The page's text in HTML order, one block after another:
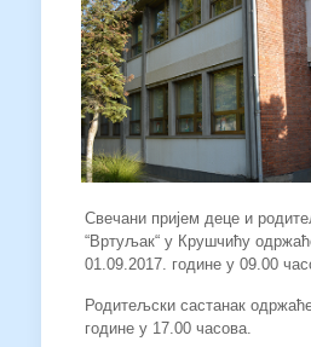
Свечани пријем деце и
“Вртуљак“ у Крушчићу
01.09.2017. године у 09.00
Родитељски састанак
године у 17.00 часова.